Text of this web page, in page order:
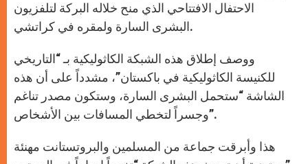
الاحتفال الافتتاحي الذي منح خلاله البركة لتلفزيون
البشرى السارة ولمقره في كراتشي.
ووصف إطلاق هذه الشبكة الكاثوليكية بـ “التاريخي
للكنيسة الكاثوليكية في باكستان”، مشدداً على أن هذه
الشاشة “ستحمل البشرى السارة، وستكون مصدر تناغم
وجسراً لتخطي المسافات بين الأشخاص”.
هذا وأبرقت جماعة من المسلمين والبروتستانت مهنئة